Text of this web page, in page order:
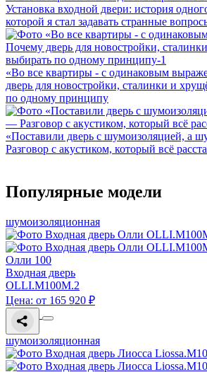
Установка входной двери: история
которой я стал задавать странные
«Во все квартиры - с одинаковым
дверь для новостройки, сталинки и
по одному принципу
«Поставили дверь с шумоизоляцией, а
Разговор с акустиком, который всё
Популярные модели
шумоизоляционная
Олли 100
Входная дверь
OLLI.M100M.2
Цена: от 165 920 ₽
шумоизоляционная